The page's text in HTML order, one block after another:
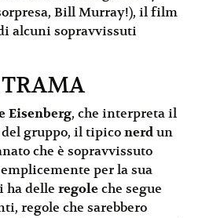
Bill Murray!), il film
alcuni sopravvissuti
Eisenberg, che interpreta il
gruppo, il tipico nerd un
che è sopravvissuto
per la sua
ha delle regole che segue
regole che sarebbero